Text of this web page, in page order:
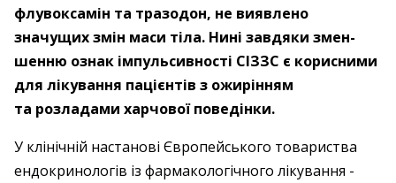
флувоксамін та тразодон, не виявлено
значущих змін маси тіла. Нині ­завдяки змен­
шенню ознак імпульсивності СІЗЗС є корисними
для лікування паці­єнтів з ожирінням
та розладами харчової поведінки.
У клінічній настанові Європейського товариства
ендо­кринологів із фармакологічного лікування ­